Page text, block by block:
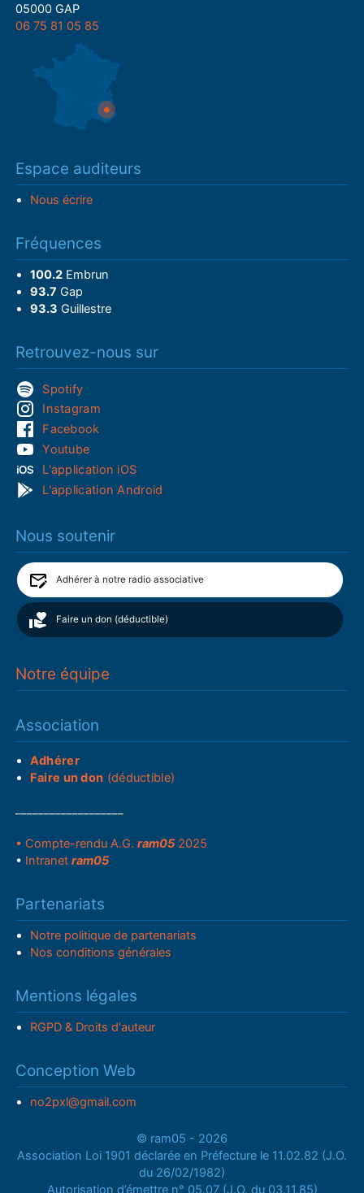
05000 GAP
06 75 81 05 85
Espace auditeurs
Nous écrire
Fréquences
100.2Embrun
93.7 Gap
93.3 Guillestre
Retrouvez-nous sur
Spotify
Instagram
Facebook
Youtube
L'application iOS
L'application Android
Nous soutenir
Adhérer à notre radio associative
Faire un don (déductible)
Notre équipe
Association
Adhérer
Faire un don (déductible)
• Compte-rendu A.G.ram05 2025
• Intranetram05
Partenariats
Notre politique de partenariats
Nos conditions générales
Mentions légales
RGPD & Droits d'auteur
Conception Web
no2pxl@gmail.com
© ram05 - 2026
Association Loi 1901 déclarée en Préfecture le 11.02.82 (J.O.
du 26/02/1982)
Autorisation d’émettre n° 05.07 (J.O. du 03.11.85)